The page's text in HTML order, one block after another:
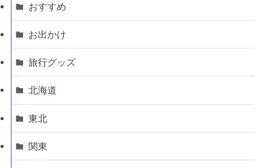
おすすめ
お出かけ
旅行グッズ
北海道
東北
関東